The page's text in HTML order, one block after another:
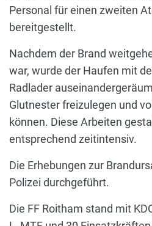
Personal für einen zweiten
bereitgestellt.
Nachdem der Brand
war, wurde der Haufen mit
Radlader
Glutnester freizulegen und
können. Diese Arbeiten
entsprechend zeitintensiv.
Die Erhebungen zur
Polizei durchgeführt.
Die FF Roitham stand mit